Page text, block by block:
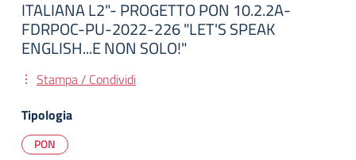
ITALIANA L2"- PROGETTO PON 10.2.2A-
FDRPOC-PU-2022-226 "LET'S SPEAK
ENGLISH...E NON SOLO!"
Stampa / Condividi
Tipologia
PON